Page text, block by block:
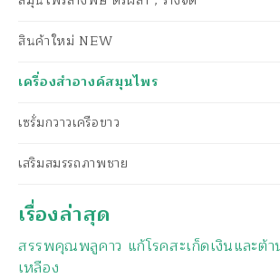
สินค้าใหม่ NEW
เครื่องสำอางค์สมุนไพร
เซรั่มกวาวเครือขาว
เสริมสมรรถภาพชาย
เรื่องล่าสุด
สรรพคุณพลูคาว แก้โรคสะเก็ดเงินและต้า
เหลือง